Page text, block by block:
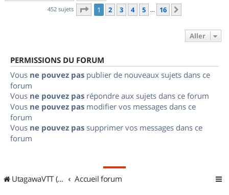
452 sujets Page 1sur
1 2 3 4 5 … 16
Aller
PERMISSIONS DU FORUM
Vous ne pouvez pas publier de nouveaux sujets dans ce
forum
Vous ne pouvez pas répondre aux sujets dans ce forum
Vous ne pouvez pas modifier vos messages dans ce
forum
Vous ne pouvez pas supprimer vos messages dans ce
forum
UtagawaVTT (Randos VTT et VTTAE avec traces GPS) Accueil forum